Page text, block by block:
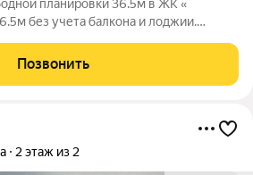
планировки 36.5м в ЖК «
без учета балкона и лоджии.
Балкон выходит из
Позвонить
2 этаж из 2